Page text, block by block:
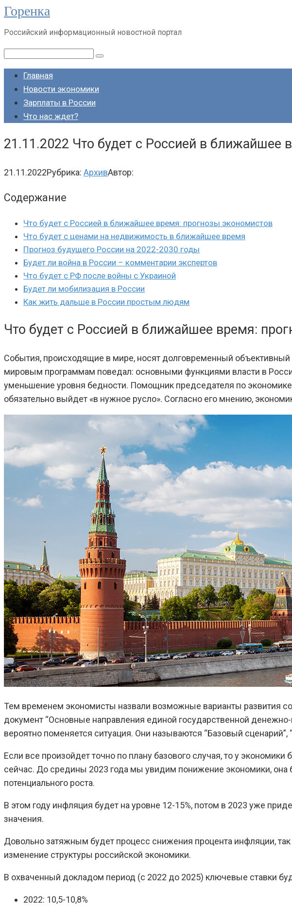
Перейти
контенту
Горенка
Российский информационный новостной портал
Поиск:
Главная
Новости экономики
Зарплаты в России
Что нас ждет?
21.11.2022 Что будет с Россией в ближайшее
21.11.2022Рубрика: АрхивАвтор:
Содержание
Что будет с Россией в ближайшее время: прогнозы экономистов
Что будет с ценами на недвижимость в ближайшее время
Прогноз будущего России на 2022-2030 годы
Будет ли война в России – комментарии экспертов
Что будет с РФ после войны с Украиной
Будет ли мобилизация в России
Как жить дальше в России простым людям
Что будет с Россией в ближайшее время:
События, происходящие в мире, носят долговременный
мировым программам поведал: основными функциями власти в
уменьшение уровня бедности. Помощник председателя по
обязательно выйдет «в нужное русло». Согласно его мнению,
Тем временем экономисты назвали возможные варианты развития
документ “Основные направления единой государственной
вероятно поменяется ситуация. Они называются “Базовый сценарий”,
Если все произойдет точно по плану базового случая, то у
сейчас. До средины 2023 года мы увидим понижение экономики, она
потенциального роста.
В этом году инфляция будет на уровне 12-15%, потом в 2023 уже
значения.
Довольно затяжным будет процесс снижения процента инфляции,
изменение структуры российской экономики.
В охваченный докладом период (с 2022 до 2025) ключевые ставки
2022: 10,5-10,8%